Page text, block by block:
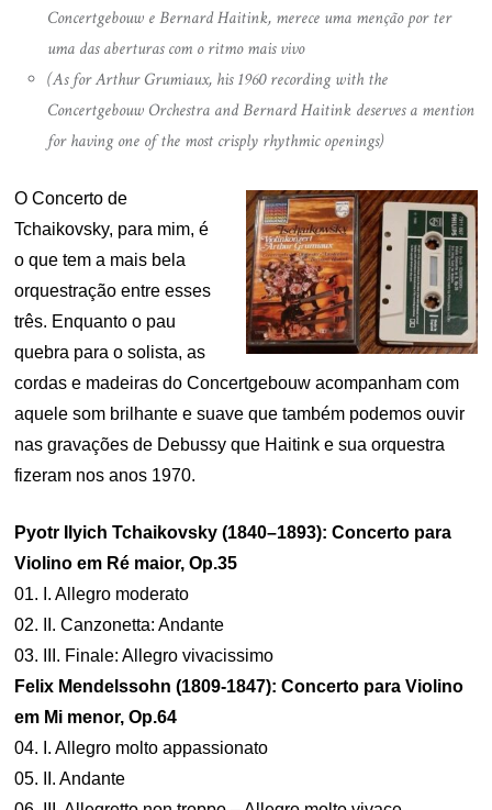
Concertgebouw e Bernard Haitink, merece uma menção por ter
uma das aberturas com o ritmo mais vivo
(As for Arthur Grumiaux, his 1960 recording with the
Concertgebouw Orchestra and Bernard Haitink deserves a mention
for having one of the most crisply rhythmic openings)
O Concerto de
Tchaikovsky, para mim, é
o que tem a mais bela
orquestração entre esses
três. Enquanto o pau
quebra para o solista, as
cordas e madeiras do Concertgebouw acompanham com
aquele som brilhante e suave que também podemos ouvir
nas gravações de Debussy que Haitink e sua orquestra
fizeram nos anos 1970.
Pyotr Ilyich Tchaikovsky (1840–1893): Concerto para
Violino em Ré maior, Op.35
01. I. Allegro moderato
02. II. Canzonetta: Andante
03. III. Finale: Allegro vivacissimo
Felix Mendelssohn (1809-1847): Concerto para Violino
em Mi menor, Op.64
04. I. Allegro molto appassionato
05. II. Andante